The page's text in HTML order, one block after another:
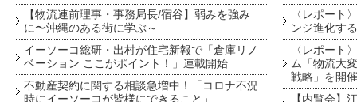
【物流連前理事・事務局長/宿谷】弱みを強み
に〜沖縄のある街に学ぶ～
イーソーコ総研・出村が住宅新報で「倉庫リノ
ベーション ここがポイント！」連載開始
不動産契約に関する相談急増中！「コロナ不況
時にイーソーコが皆様にできること」
〈レポート
ンジ進化す
〈レポート
ム「物流大
戦略」を開
【内覧会】